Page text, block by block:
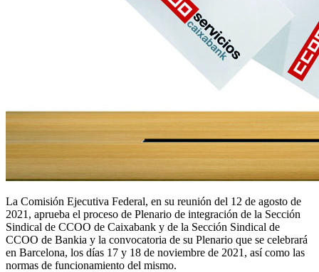
La Comisión Ejecutiva Federal, en su reunión del 12 de agosto de
2021, aprueba el proceso de Plenario de integración de la Sección
Sindical de CCOO de Caixabank y de la Sección Sindical de
CCOO de Bankia y la convocatoria de su Plenario que se celebrará
en Barcelona, los días 17 y 18 de noviembre de 2021, así como las
normas de funcionamiento del mismo.